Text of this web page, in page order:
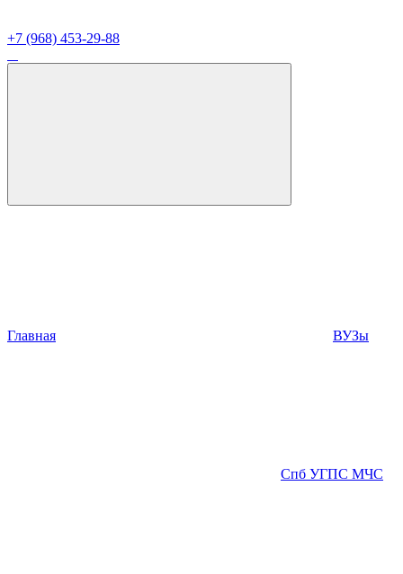
+7 (968) 453-29-88
Главная ВУЗы
Спб УГПС МЧС